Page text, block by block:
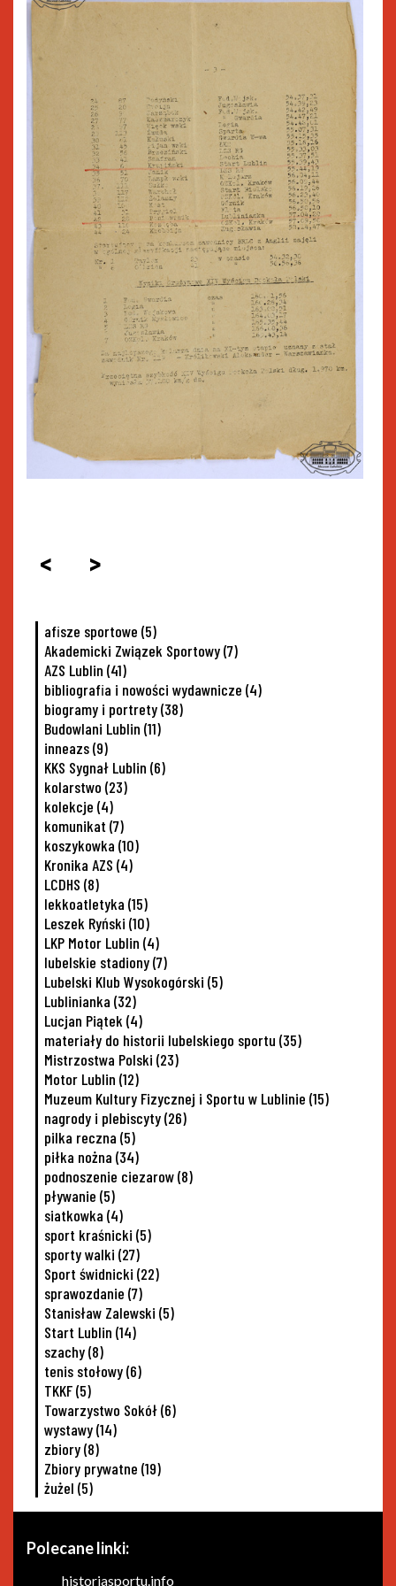
< >
afisze sportowe (5)
Akademicki Związek Sportowy(7)
AZS Lublin (41)
bibliografia i nowości wydawnicze (4)
biogramy i portrety(38)
Budowlani Lublin (11)
inneazs(9)
KKS Sygnał Lublin (6)
kolarstwo (23)
kolekcje (4)
komunikat (7)
koszykowka (10)
Kronika AZS (4)
LCDHS (8)
lekkoatletyka (15)
Leszek Ryński (10)
LKP Motor Lublin (4)
lubelskie stadiony(7)
Lubelski Klub Wysokogórski (5)
Lublinianka (32)
Lucjan Piątek (4)
materiały do historii lubelskiego sportu (35)
Mistrzostwa Polski (23)
Motor Lublin (12)
Muzeum Kultury Fizycznej i Sportu w Lublinie (15)
nagrody i plebiscyty(26)
pilka reczna (5)
piłka nożna (34)
podnoszenie ciezarow(8)
pływanie (5)
siatkowka (4)
sport kraśnicki (5)
sporty walki (27)
Sport świdnicki (22)
sprawozdanie (7)
Stanisław Zalewski (5)
Start Lublin (14)
szachy(8)
tenis stołowy(6)
TKKF(5)
Towarzystwo Sokół(6)
wystawy(14)
zbiory(8)
Zbiory prywatne (19)
żużel (5)
Polecane linki:
historiasportu.info